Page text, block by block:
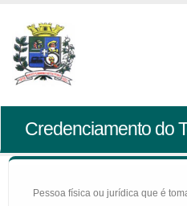
Credenciamento do
Pessoa física ou jurídica que é